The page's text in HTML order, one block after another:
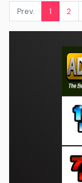
Prev.
1 2